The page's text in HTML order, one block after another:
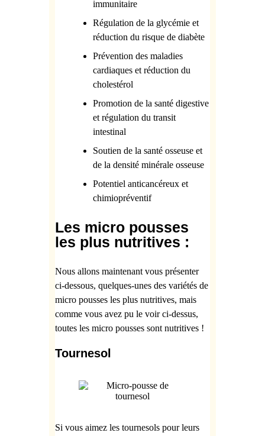
immunitaire
Régulation de la glycémie et
réduction du risque de diabète
Prévention des maladies
cardiaques et réduction du
cholestérol
Promotion de la santé digestive
et régulation du transit
intestinal
Soutien de la santé osseuse et
de la densité minérale osseuse
Potentiel anticancéreux et
chimiopréventif
Les micro pousses
les plus nutritives :
Nous allons maintenant vous présenter
ci-dessous, quelques-unes des variétés de
micro pousses les plus nutritives, mais
comme vous avez pu le voir ci-dessus,
toutes les micro pousses sont nutritives !
Tournesol
Si vous aimez les tournesols pour leurs